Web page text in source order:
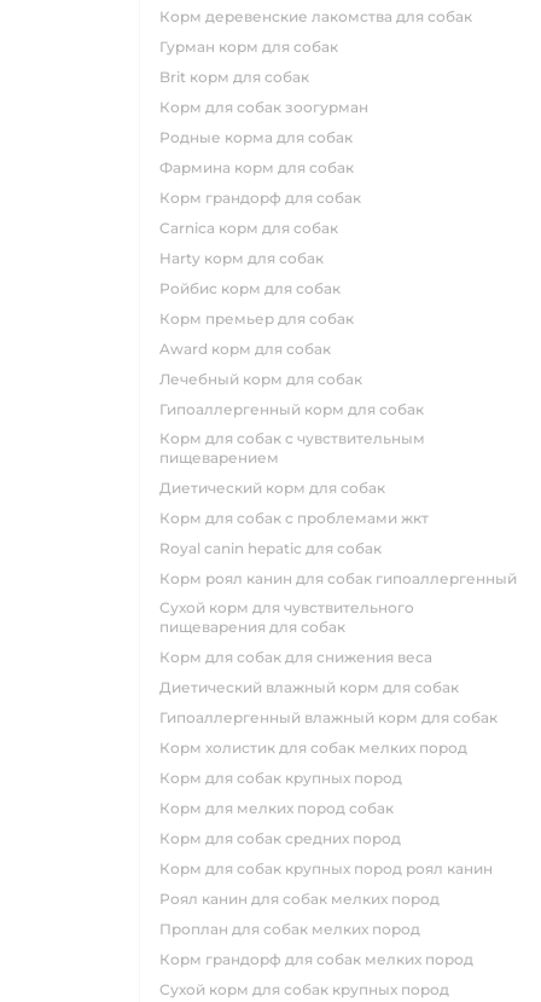
корм деревенские лакомства для собак
гурман корм для собак
brit корм для собак
корм для собак зоогурман
родные корма для собак
фармина корм для собак
корм грандорф для собак
carnica корм для собак
harty корм для собак
ройбис корм для собак
корм премьер для собак
award корм для собак
лечебный корм для собак
гипоаллергенный корм для собак
корм для собак с чувствительным
пищеварением
диетический корм для собак
корм для собак с проблемами жкт
royal canin hepatic для собак
корм роял канин для собак гипоаллергенный
сухой корм для чувствительного
пищеварения для собак
корм для собак для снижения веса
диетический влажный корм для собак
гипоаллергенный влажный корм для собак
корм холистик для собак мелких пород
корм для собак крупных пород
корм для мелких пород собак
корм для собак средних пород
корм для собак крупных пород роял канин
роял канин для собак мелких пород
проплан для собак мелких пород
корм грандорф для собак мелких пород
сухой корм для собак крупных пород